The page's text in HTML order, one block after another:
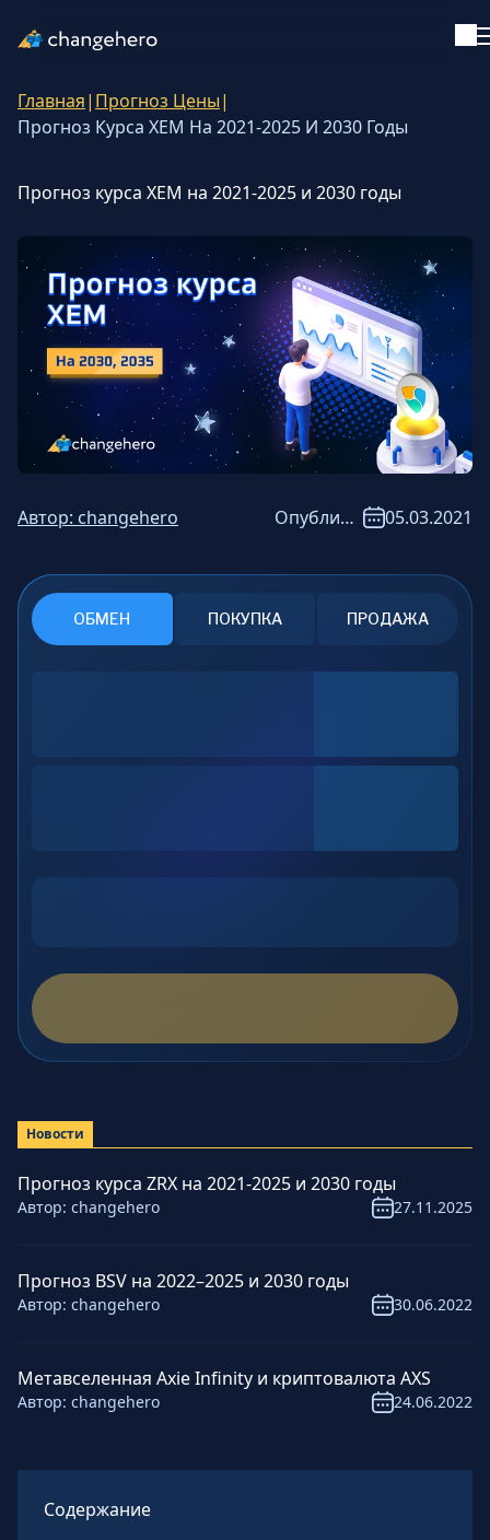
Поддержка
Все статьи
Обучение
Руководства
Криптоинвестиции
Обзоры и рейтинги
Главная| Прогноз Цены|
Прогноз Курса XEM На 2021-2025 И 2030 Годы
Прогноз курса XEM на 2021-2025 и 2030 годы
Автор: changehero Опубликовано: 05.03.2021
Содержание
Новости
Прогноз курса ZRX на 2021-2025 и 2030 годы
Автор: changehero 27.11.2025
Прогноз BSV на 2022–2025 и 2030 годы
Автор: changehero 30.06.2022
Метавселенная Axie Infinity и криптовалюта AXS
Автор: changehero 24.06.2022